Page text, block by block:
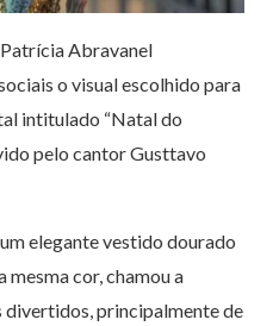
Abravanel
o visual escolhido para
intitulado “Natal do
pelo cantor Gusttavo
elegante vestido dourado
cor, chamou a
divertidos, principalmente de